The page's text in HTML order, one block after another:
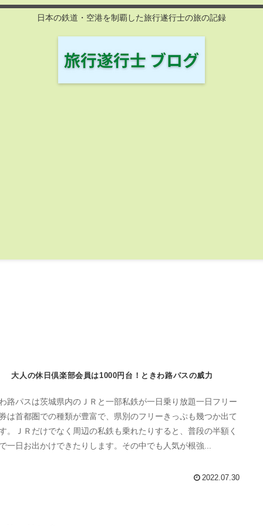
日本の鉄道・空港を制覇した旅行遂行士の旅の記録
大人の休日倶楽部会員は1000円台！ときわ路パスの威力
路パスは茨城県内のＪＲと一部私鉄が一日乗り放題一日フリー
は首都圏での種類が豊富で、県別のフリーきっぷも幾つか出て
。ＪＲだけでなく周辺の私鉄も乗れたりすると、普段の半額く
一日お出かけできたりします。その中でも人気が根強...
2022.07.30